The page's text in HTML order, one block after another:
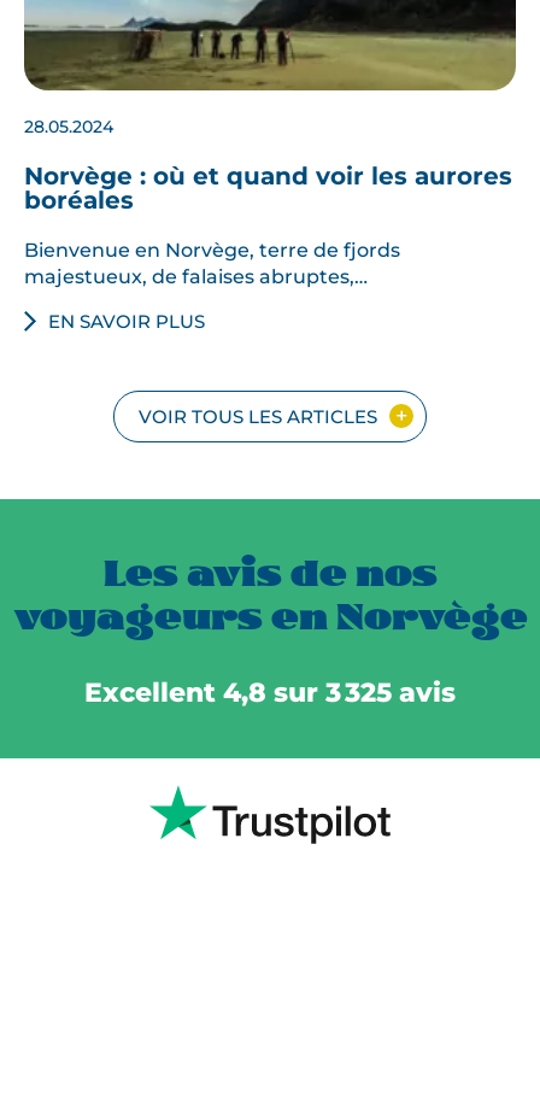
28.05.2024
Norvège : où et quand voir les aurores
boréales
Bienvenue en Norvège, terre de fjords
majestueux, de falaises abruptes,…
EN SAVOIR PLUS
VOIR TOUS LES ARTICLES
Les avis de nos
voyageurs en Norvège
Excellent 4,8 sur 3 325 avis